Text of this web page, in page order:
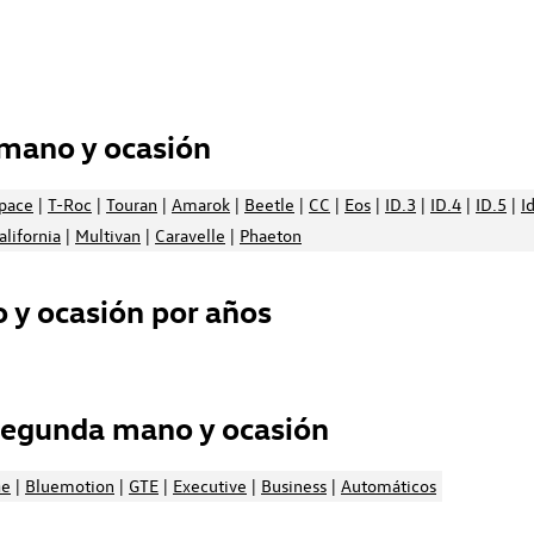
y ocasión
| T-Roc | Touran | Amarok | Beetle | CC | Eos | ID.3 | ID.4 | ID.5 |
| Multivan | Caravelle | Phaeton
ocasión por años
mano y ocasión
| Bluemotion | GTE | Executive | Business | Automáticos